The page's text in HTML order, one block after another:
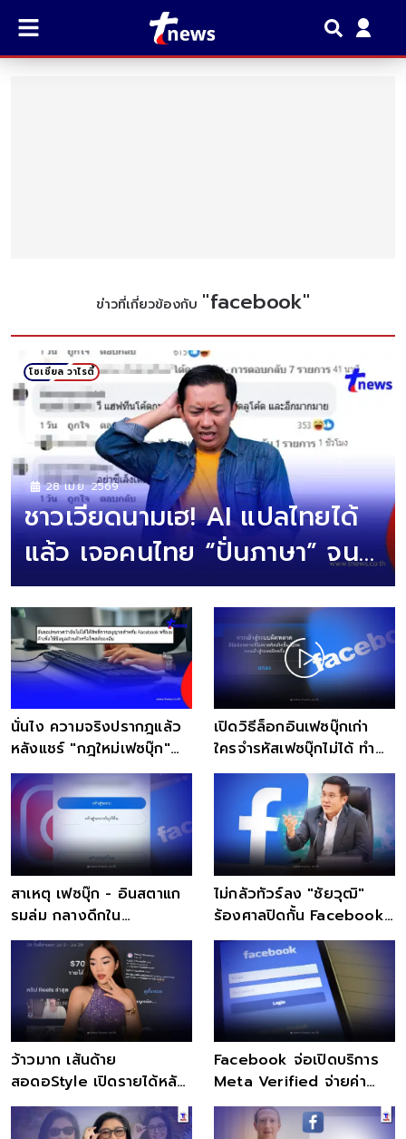
ข่าวที่เกี่ยวข้องกับ "facebook"
โซเชียล วาไรตี้
28 เม.ย. 2569
ชาวเวียดนามเฮ! AI แปลไทยได้
แล้ว เจอคนไทย “ปั่นภาษา” จน
ระบบแทบล่ม
นั่นไง ความจริงปรากฎแล้ว
หลังแชร์ "กฎใหม่เฟซบุ๊ก"
ว่อนโซเชียล
เปิดวิธีล็อกอินเฟซบุ๊กเก่า
ใครจำรหัสเฟซบุ๊กไม่ได้ ทำ
ง่ายไม่ยุ่งยาก
สาเหตุ เฟซบุ๊ก - อินสตาแก
รมล่ม กลางดึกใน
ประเทศไทย
ไม่กลัวทัวร์ลง "ชัยวุฒิ"
ร้องศาลปิดกั้น Facebook
ไม่ให้บริการในไทย
ว้าวมาก เส้นด้าย
สอดอStyle เปิดรายได้หลัก
ล้านทำคลิป Reels 28 วัน
Facebook จ่อเปิดบริการ
Meta Verified จ่ายค่า
สมาชิกยืนยันตัวตนด้วยบัตร
ปชช.